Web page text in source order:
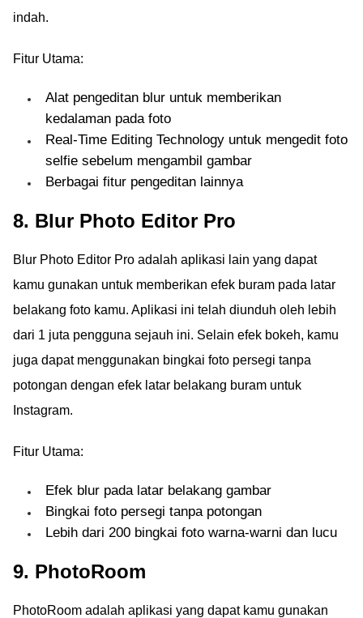
indah.
Fitur Utama:
Alat pengeditan blur untuk memberikan
kedalaman pada foto
Real-Time Editing Technology untuk mengedit foto
selfie sebelum mengambil gambar
Berbagai fitur pengeditan lainnya
8. Blur Photo Editor Pro
Blur Photo Editor Pro adalah aplikasi lain yang dapat
kamu gunakan untuk memberikan efek buram pada latar
belakang foto kamu. Aplikasi ini telah diunduh oleh lebih
dari 1 juta pengguna sejauh ini. Selain efek bokeh, kamu
juga dapat menggunakan bingkai foto persegi tanpa
potongan dengan efek latar belakang buram untuk
Instagram.
Fitur Utama:
Efek blur pada latar belakang gambar
Bingkai foto persegi tanpa potongan
Lebih dari 200 bingkai foto warna-warni dan lucu
9. PhotoRoom
PhotoRoom adalah aplikasi yang dapat kamu gunakan